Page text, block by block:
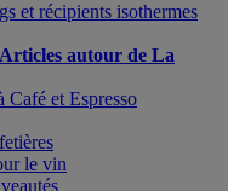
et récipients isothermes
autour de La
Café et Espresso
le vin